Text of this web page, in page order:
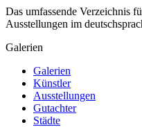
Das umfassende Verzeichnis
Ausstellungen im
Galerien
Galerien
Künstler
Ausstellungen
Gutachter
Städte